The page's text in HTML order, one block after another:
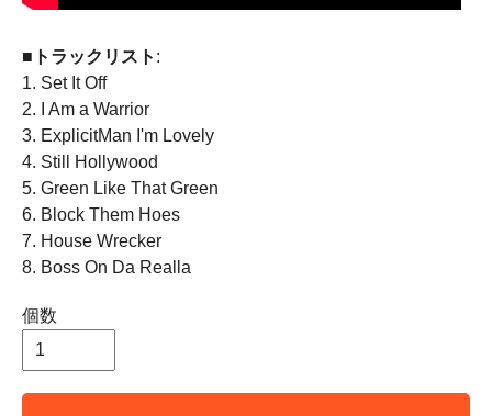
■トラックリスト :
1. Set It Off
2. I Am a Warrior
3. ExplicitMan I'm Lovely
4. Still Hollywood
5. Green Like That Green
6. Block Them Hoes
7. House Wrecker
8. Boss On Da Realla
個数